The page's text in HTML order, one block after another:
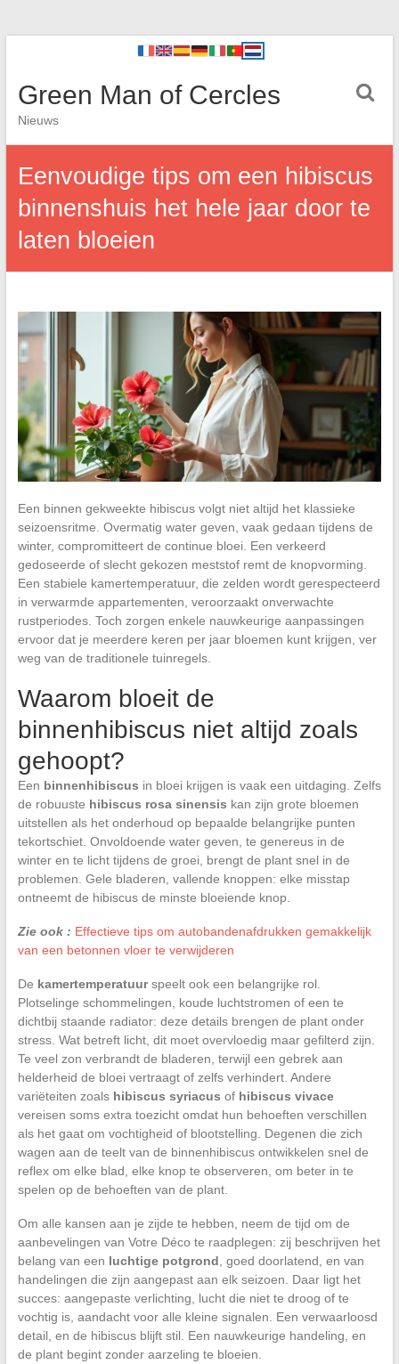
Green Man of Cercles
Nieuws
Eenvoudige tips om een hibiscus
binnenshuis het hele jaar door te
laten bloeien
Een binnen gekweekte hibiscus volgt niet altijd het klassieke
seizoensritme. Overmatig water geven, vaak gedaan tijdens de
winter, compromitteert de continue bloei. Een verkeerd
gedoseerde of slecht gekozen meststof remt de knopvorming.
Een stabiele kamertemperatuur, die zelden wordt gerespecteerd
in verwarmde appartementen, veroorzaakt onverwachte
rustperiodes. Toch zorgen enkele nauwkeurige aanpassingen
ervoor dat je meerdere keren per jaar bloemen kunt krijgen, ver
weg van de traditionele tuinregels.
Waarom bloeit de
binnenhibiscus niet altijd zoals
gehoopt?
Een binnenhibiscus in bloei krijgen is vaak een uitdaging. Zelfs
de robuuste hibiscus rosa sinensis kan zijn grote bloemen
uitstellen als het onderhoud op bepaalde belangrijke punten
tekortschiet. Onvoldoende water geven, te genereus in de
winter en te licht tijdens de groei, brengt de plant snel in de
problemen. Gele bladeren, vallende knoppen: elke misstap
ontneemt de hibiscus de minste bloeiende knop.
Zie ook : Effectieve tips om autobandenafdrukken gemakkelijk
van een betonnen vloer te verwijderen
De kamertemperatuurspeelt ook een belangrijke rol.
Plotselinge schommelingen, koude luchtstromen of een te
dichtbij staande radiator: deze details brengen de plant onder
stress. Wat betreft licht, dit moet overvloedig maar gefilterd zijn.
Te veel zon verbrandt de bladeren, terwijl een gebrek aan
helderheid de bloei vertraagt of zelfs verhindert. Andere
variëteiten zoals hibiscus syriacus of hibiscus vivace
vereisen soms extra toezicht omdat hun behoeften verschillen
als het gaat om vochtigheid of blootstelling. Degenen die zich
wagen aan de teelt van de binnenhibiscus ontwikkelen snel de
reflex om elke blad, elke knop te observeren, om beter in te
spelen op de behoeften van de plant.
Om alle kansen aan je zijde te hebben, neem de tijd om de
aanbevelingen van Votre Déco te raadplegen: zij beschrijven het
belang van een luchtige potgrond , goed doorlatend, en van
handelingen die zijn aangepast aan elk seizoen. Daar ligt het
succes: aangepaste verlichting, lucht die niet te droog of te
vochtig is, aandacht voor alle kleine signalen. Een verwaarloosd
detail, en de hibiscus blijft stil. Een nauwkeurige handeling, en
de plant begint zonder aarzeling te bloeien.